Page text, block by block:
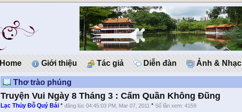
Home Giới thiệu Tác giả Diễn đàn Ảnh & Nhạc
Thơ trào phúng
Truyện Vui Ngày 8 Tháng 3 : Cấm Quần Không Đũng
Lạc Thủy Ðỗ Quý Bái *đăng lúc 04:45:03 PM, Mar 07, 2011 *Số lần xem: 4159